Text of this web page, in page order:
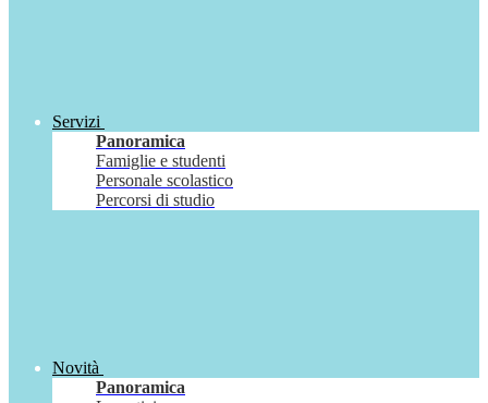
Servizi
Panoramica
Famiglie e studenti
Personale scolastico
Percorsi di studio
Novità
Panoramica